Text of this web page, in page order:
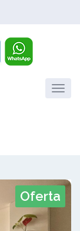
Oferta